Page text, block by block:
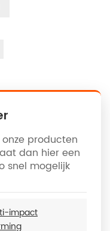
producten
dan hier een
snel mogelijk
impact